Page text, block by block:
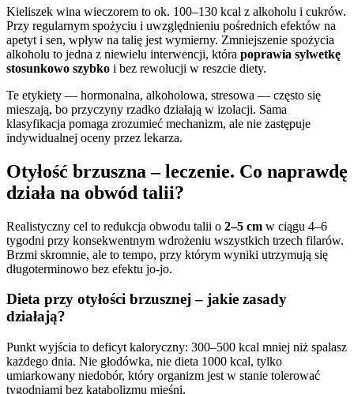
Kieliszek wina wieczorem to ok. 100–130 kcal z alkoholu i cukrów.
Przy regularnym spożyciu i uwzględnieniu pośrednich efektów na
apetyt i sen, wpływ na talię jest wymierny. Zmniejszenie spożycia
alkoholu to jedna z niewielu interwencji, która poprawia sylwetkę
stosunkowo szybko i bez rewolucji w reszcie diety.
Te etykiety — hormonalna, alkoholowa, stresowa — często się
mieszają, bo przyczyny rzadko działają w izolacji. Sama
klasyfikacja pomaga zrozumieć mechanizm, ale nie zastępuje
indywidualnej oceny przez lekarza.
Otyłość brzuszna – leczenie. Co naprawdę
działa na obwód talii?
Realistyczny cel to redukcja obwodu talii o 2–5 cm w ciągu 4–6
tygodni przy konsekwentnym wdrożeniu wszystkich trzech filarów.
Brzmi skromnie, ale to tempo, przy którym wyniki utrzymują się
długoterminowo bez efektu jo-jo.
Dieta przy otyłości brzusznej – jakie zasady
działają?
Punkt wyjścia to deficyt kaloryczny: 300–500 kcal mniej niż spalasz
każdego dnia. Nie głodówka, nie dieta 1000 kcal, tylko
umiarkowany niedobór, który organizm jest w stanie tolerować
tygodniami bez katabolizmu mięśni.